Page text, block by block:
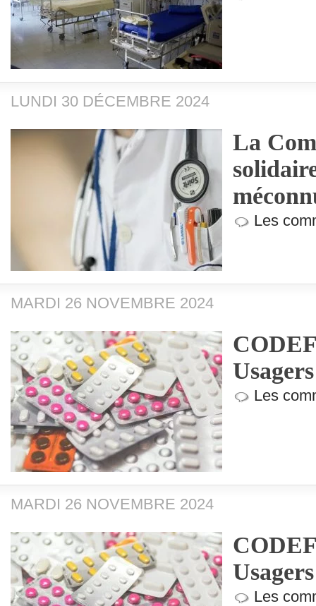
LUNDI 30 DÉCEMBRE 2024
La
Les
MARDI 26 NOVEMBRE 2024
Les
MARDI 26 NOVEMBRE 2024
Les